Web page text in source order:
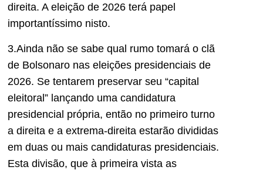
direita. A eleição de 2026 terá papel
importantíssimo nisto.
3.Ainda não se sabe qual rumo tomará o clã
de Bolsonaro nas eleições presidenciais de
2026. Se tentarem preservar seu “capital
eleitoral” lançando uma candidatura
presidencial própria, então no primeiro turno
a direita e a extrema-direita estarão divididas
em duas ou mais candidaturas presidenciais.
Esta divisão, que à primeira vista as